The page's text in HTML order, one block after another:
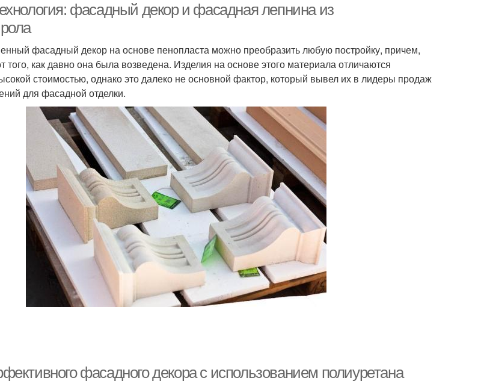
фасадный декор и фасадная лепнина из
фасадный декор на основе пенопласта можно преобразить любую постройку, причем,
того, как давно она была возведена. Изделия на основе этого материала отличаются
стоимостью, однако это далеко не основной фактор, который вывел их в лидеры продаж
для фасадной отделки.
фасадного декора с использованием полиуретана